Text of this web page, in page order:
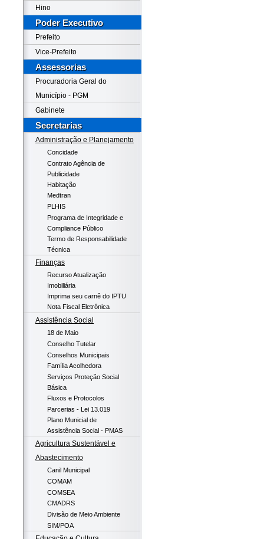
Hino
Poder Executivo
Prefeito
Vice-Prefeito
Assessorias
Procuradoria Geral do
Município - PGM
Gabinete
Secretarias
Administração e Planejamento
Concidade
Contrato Agência de
Publicidade
Habitação
Medtran
PLHIS
Programa de Integridade e
Compliance Público
Termo de Responsabilidade
Técnica
Finanças
Recurso Atualização
Imobiliária
Imprima seu carnê do IPTU
Nota Fiscal Eletrônica
Assistência Social
18 de Maio
Conselho Tutelar
Conselhos Municipais
Família Acolhedora
Serviços Proteção Social
Básica
Fluxos e Protocolos
Parcerias - Lei 13.019
Plano Municial de
Assistência Social - PMAS
Agricultura Sustentável e
Abastecimento
Canil Municipal
COMAM
COMSEA
CMADRS
Divisão de Meio Ambiente
SIM/POA